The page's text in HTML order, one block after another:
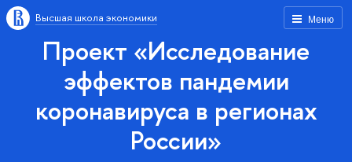
Меню
Высшая школа экономики
Проект «Исследование
эффектов пандемии
коронавируса в регионах
России»